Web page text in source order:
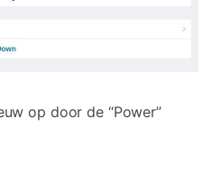
op door de “Power”